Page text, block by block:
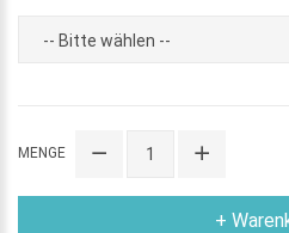
MENGE
+